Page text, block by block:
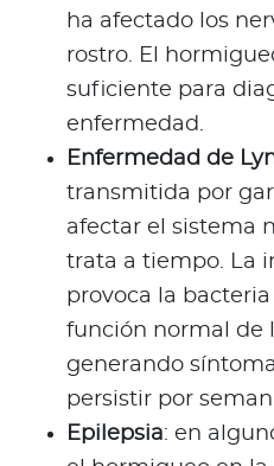
ha afectado los
rostro. El
suficiente para
enfermedad.
Enfermedad de
transmitida por
afectar el sistema
trata a tiempo. La
provoca la
función normal de
generando
persistir por
Epilepsia: en